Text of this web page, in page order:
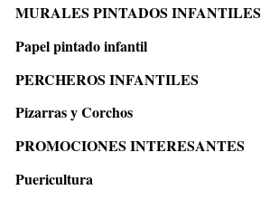
MURALES PINTADOS INFANTILES
Papel pintado infantil
PERCHEROS INFANTILES
Pizarras y Corchos
PROMOCIONES INTERESANTES
Puericultura